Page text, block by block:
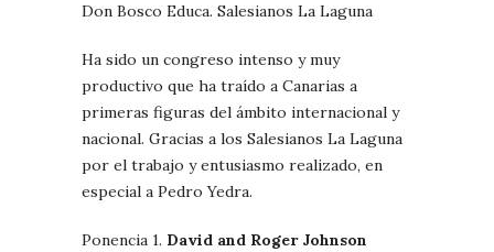
Don Bosco Educa. Salesianos La Laguna
Ha sido un congreso intenso y muy
productivo que ha traído a Canarias a
primeras figuras del ámbito internacional y
nacional. Gracias a los Salesianos La Laguna
por el trabajo y entusiasmo realizado, en
especial a Pedro Yedra.
Ponencia 1. David and Roger Johnson